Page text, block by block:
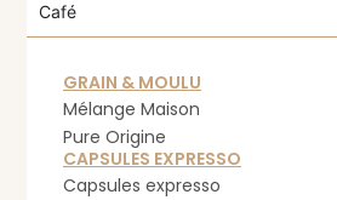
Café
GRAIN & MOULU
Mélange Maison
Pure Origine
CAPSULES EXPRESSO
Capsules expresso